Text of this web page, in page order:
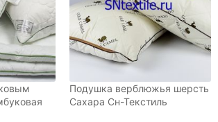
Подушка верблюжья шерсть
Сахара Сн-Текстиль